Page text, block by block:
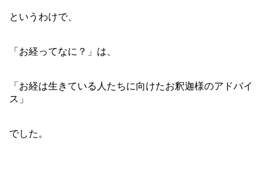
というわけで、
「お経ってなに？」は、
「お経は生きている人たちに向けたお釈迦様のアドバイ
ス」
でした。